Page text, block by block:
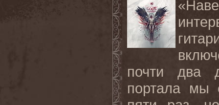
почти два
портала мы